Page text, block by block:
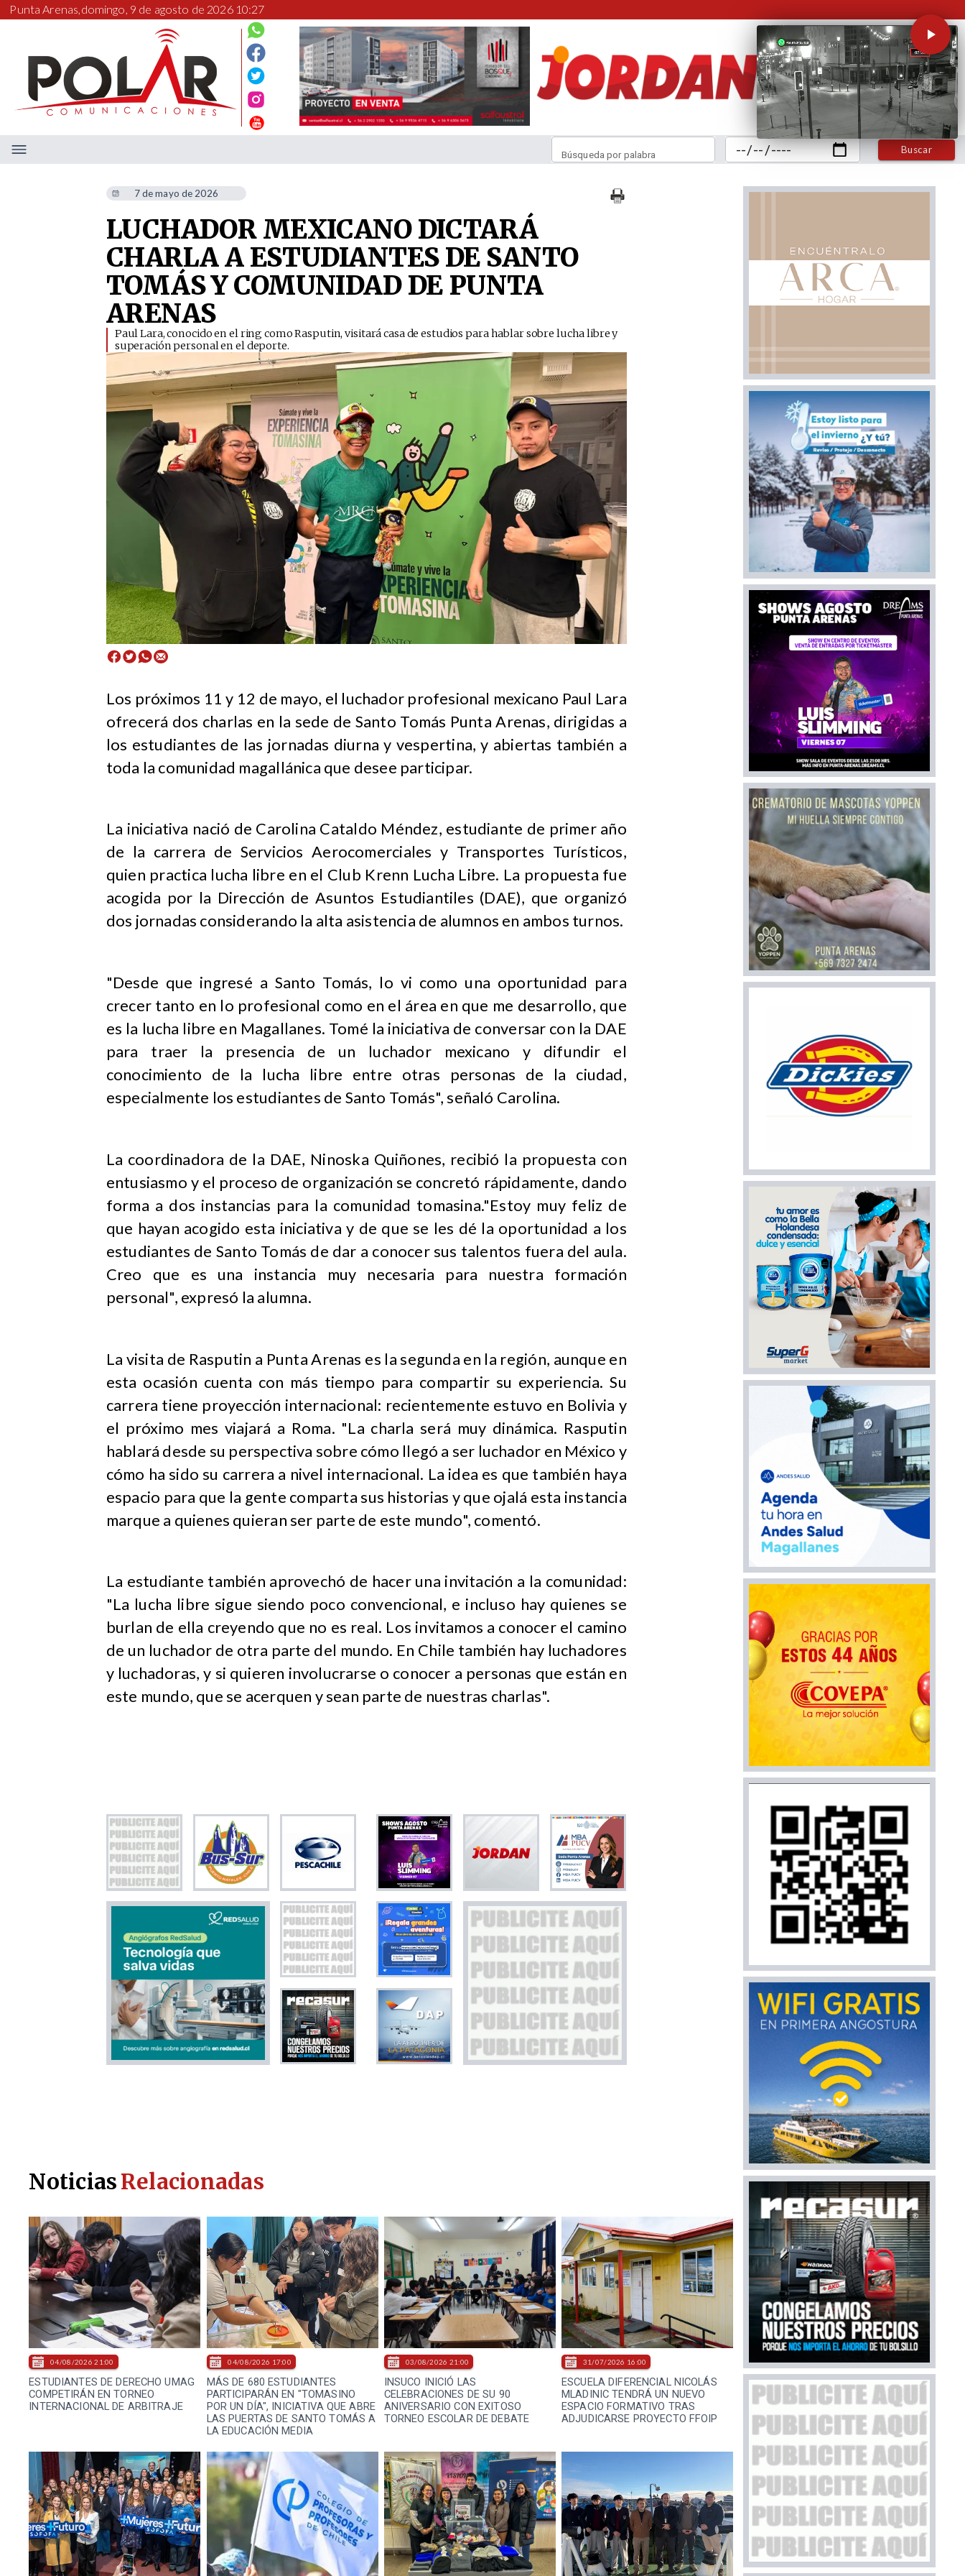
Punta Arenas,domingo, 9 de agosto de 2026 10:27
Buscar
Búsqueda por palabra
7 de mayo de 2026
LUCHADOR MEXICANO DICTARÁ
CHARLA A ESTUDIANTES DE SANTO
TOMÁS Y COMUNIDAD DE PUNTA
ARENAS
Paul Lara, conocido en el ring como Rasputin, visitará casa de estudios para hablar sobre lucha libre y
superación personal en el deporte.
​Los próximos 11 y 12 de mayo, el luchador profesional mexicano Paul Lara
ofrecerá dos charlas en la sede de Santo Tomás Punta Arenas, dirigidas a
los estudiantes de las jornadas diurna y vespertina, y abiertas también a
toda la comunidad magallánica que desee participar.
La iniciativa nació de Carolina Cataldo Méndez, estudiante de primer año
de la carrera de Servicios Aerocomerciales y Transportes Turísticos,
quien practica lucha libre en el Club Krenn Lucha Libre. La propuesta fue
acogida por la Dirección de Asuntos Estudiantiles (DAE), que organizó
dos jornadas considerando la alta asistencia de alumnos en ambos turnos.
"Desde que ingresé a Santo Tomás, lo vi como una oportunidad para
crecer tanto en lo profesional como en el área en que me desarrollo, que
es la lucha libre en Magallanes. Tomé la iniciativa de conversar con la DAE
para traer la presencia de un luchador mexicano y difundir el
conocimiento de la lucha libre entre otras personas de la ciudad,
especialmente los estudiantes de Santo Tomás", señaló Carolina.
La coordinadora de la DAE, Ninoska Quiñones, recibió la propuesta con
entusiasmo y el proceso de organización se concretó rápidamente, dando
forma a dos instancias para la comunidad tomasina."Estoy muy feliz de
que hayan acogido esta iniciativa y de que se les dé la oportunidad a los
estudiantes de Santo Tomás de dar a conocer sus talentos fuera del aula.
Creo que es una instancia muy necesaria para nuestra formación
personal", expresó la alumna.
La visita de Rasputin a Punta Arenas es la segunda en la región, aunque en
esta ocasión cuenta con más tiempo para compartir su experiencia. Su
carrera tiene proyección internacional: recientemente estuvo en Bolivia y
el próximo mes viajará a Roma. "La charla será muy dinámica. Rasputin
hablará desde su perspectiva sobre cómo llegó a ser luchador en México y
cómo ha sido su carrera a nivel internacional. La idea es que también haya
espacio para que la gente comparta sus historias y que ojalá esta instancia
marque a quienes quieran ser parte de este mundo", comentó.
La estudiante también aprovechó de hacer una invitación a la comunidad:
"La lucha libre sigue siendo poco convencional, e incluso hay quienes se
burlan de ella creyendo que no es real. Los invitamos a conocer el camino
de un luchador de otra parte del mundo. En Chile también hay luchadores
y luchadoras, y si quieren involucrarse o conocer a personas que están en
este mundo, que se acerquen y sean parte de nuestras charlas".
ESTUDIANTES DE DERECHO UMAG
COMPETIRÁN EN TORNEO
INTERNACIONAL DE ARBITRAJE
04/08/2026 21:00
MÁS DE 680 ESTUDIANTES
PARTICIPARÁN EN "TOMASINO
POR UN DÍA", INICIATIVA QUE ABRE
LAS PUERTAS DE SANTO TOMÁS A
LA EDUCACIÓN MEDIA
04/08/2026 17:00
INSUCO INICIÓ LAS
CELEBRACIONES DE SU 90
ANIVERSARIO CON EXITOSO
TORNEO ESCOLAR DE DEBATE
03/08/2026 21:00
ESCUELA DIFERENCIAL NICOLÁS
MLADINIC TENDRÁ UN NUEVO
ESPACIO FORMATIVO TRAS
ADJUDICARSE PROYECTO FFOIP
31/07/2026 16:00
NoticiasRelacionadas